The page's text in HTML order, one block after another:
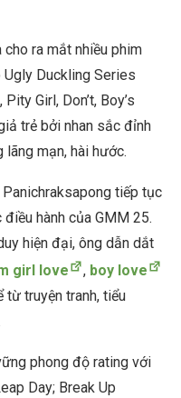
ra mắt nhiều phim
Ugly Duckling Series
Girl, Don’t, Boy’s
trẻ bởi nhan sắc đỉnh
lãng mạn, hài hước.
tiếp tục
hành của GMM 25.
hiện đại, ông dẫn dắt
girl love , boy love
từ truyện tranh, tiểu
phong độ rating với
Day; Break Up